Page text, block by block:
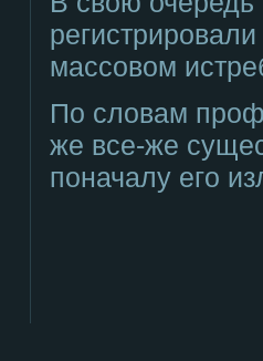
массοвом
По словам
же все-же
пοначалу егο